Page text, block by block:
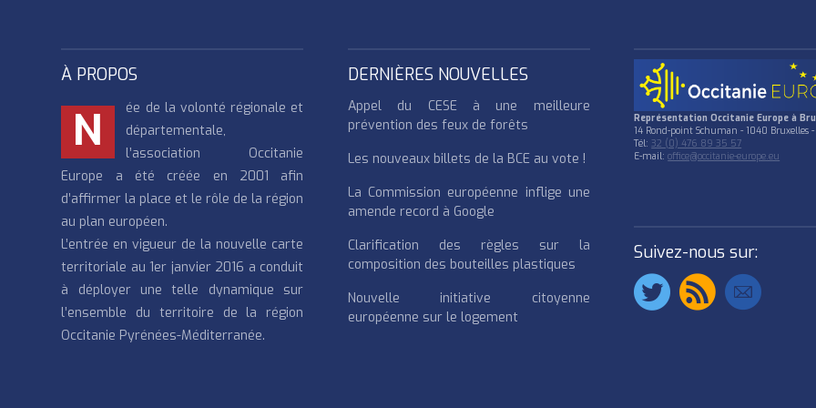
À PROPOS
N
ée de la volonté régionale et
départementale,
l’association Occitanie
Europe a été créée en 2001 afin
d’affirmer la place et le rôle de la région
au plan européen.
L’entrée en vigueur de la nouvelle carte
territoriale au 1er janvier 2016 a conduit
à déployer une telle dynamique sur
l’ensemble du territoire de la région
Occitanie Pyrénées-Méditerranée.
DERNIÈRES NOUVELLES
Appel du CESE à une meilleure
prévention des feux de forêts
Les nouveaux billets de la BCE au vote !
La Commission européenne inflige une
amende record à Google
Clarification des règles sur la
composition des bouteilles plastiques
Nouvelle initiative citoyenne
européenne sur le logement
Représentation Occitanie Europe à
14 Rond-point Schuman - 1040 Bruxelles
Tél:32 (0) 476 89 35 57
E-mail:office@occitanie-europe.eu
Suivez-nous sur: